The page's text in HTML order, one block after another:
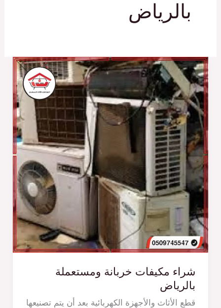
بالرياض
شراء مكيفات خربانة ومستعملة
بالرياض
قطع الأثاث والأجهزة الكهربائية بعد أن يتم تصنيعها